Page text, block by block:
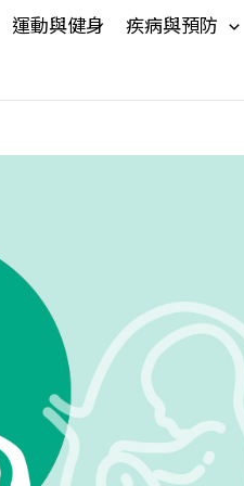
運動與健身 疾病與預防